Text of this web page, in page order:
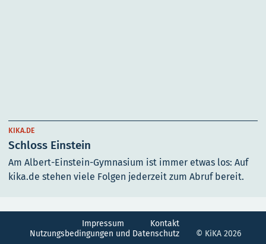
KIKA.DE
Schloss Einstein
Am Albert-Einstein-Gymnasium ist immer etwas los: Auf
kika.de stehen viele Folgen jederzeit zum Abruf bereit.
Impressum
Kontakt
Nutzungsbedingungen und Datenschutz
© KiKA 2026